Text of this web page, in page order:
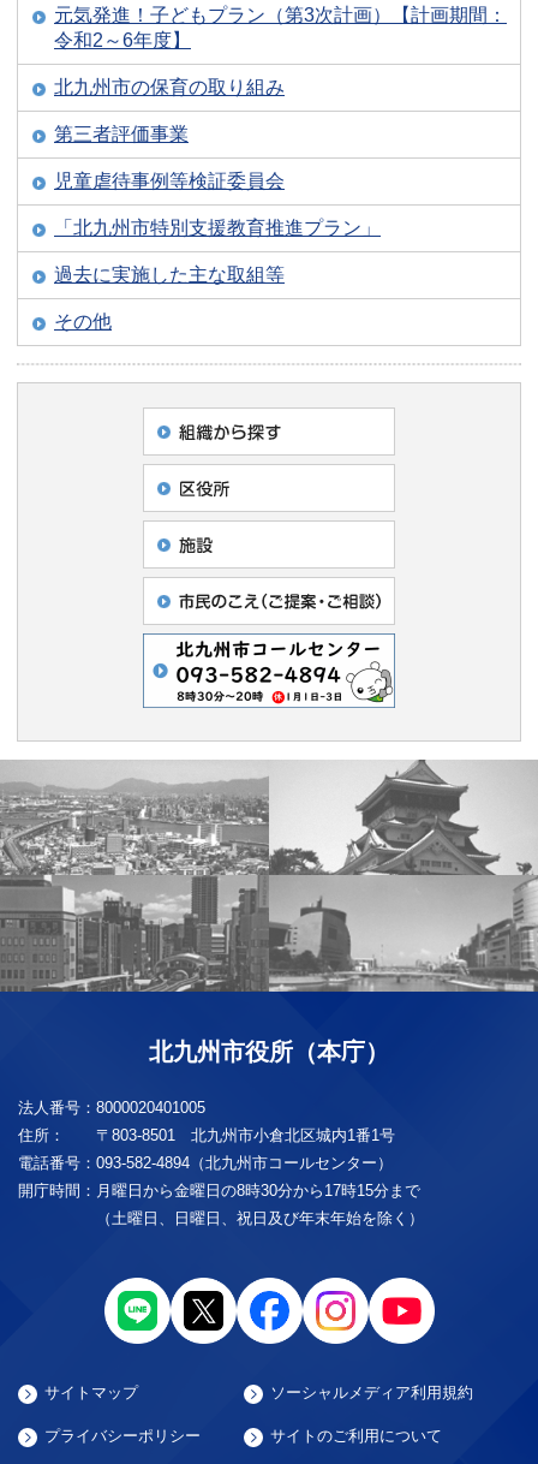
元気発進！子どもプラン（第3次計画）【計画期間：
令和2～6年度】
北九州市の保育の取り組み
第三者評価事業
児童虐待事例等検証委員会
「北九州市特別支援教育推進プラン」
過去に実施した主な取組等
その他
北九州市役所（本庁）
法人番号： 8000020401005
住所：
〒803-8501 北九州市小倉北区城内1番1号
電話番号： 093-582-4894（北九州市コールセンター）
開庁時間： 月曜日から金曜日の8時30分から17時15分まで
（土曜日、日曜日、祝日及び年末年始を除く）
サイトマップ ソーシャルメディア利用規約
プライバシーポリシー サイトのご利用について